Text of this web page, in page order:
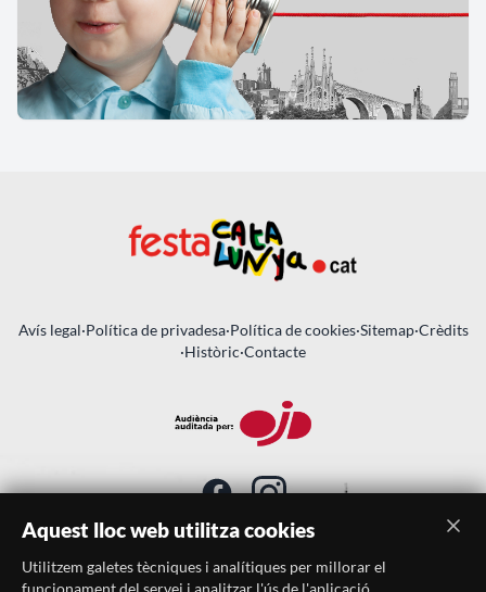
Avís legal·Política de privadesa·Política de cookies·Sitemap·Crèdits
·Històric·Contacte
SUBSCRIU-TE AL BUTLLETÍ
Aquest lloc web utilitza cookies
Utilitzem galetes tècniques i analítiques per millorar el